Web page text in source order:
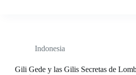
Indonesia
Gili Gede y las Gilis Secretas de